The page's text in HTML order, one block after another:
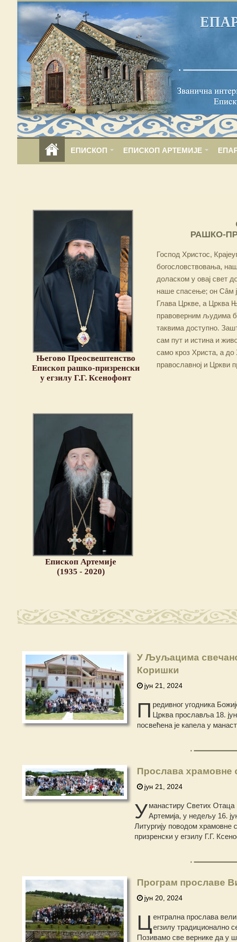
ЕПИСКОП ЕПИСКОП АРТЕМИЈЕ
Његово Преосвештенство
Епископ рашко-призренски
у егзилу Г.Г. Ксенофонт
РАШКО-
Господ Христос,
богословствовања,
доласком у овај свет
наше спасење; он Сâм
Глава Цркве, а Црква
правоверним људима
таквима доступно.
сам пут и истина и
само кроз Христа, а
православној и Цркви
Епископ Артемије
(1935 - 2020)
У Љуљацима
Коришки
јун 21, 2024
П редивног угодника
Црква прославља 18.
посвећена је капела у
Прослава храмовне
јун 21, 2024
Уманастиру Светих Отаца
Артемија, у недељу 16.
Литургију поводом
призренски у егзилу Г.Г.
Програм прославе
јун 20, 2024
Централна прослава
егзилу традиционално
Позивамо све вернике да у